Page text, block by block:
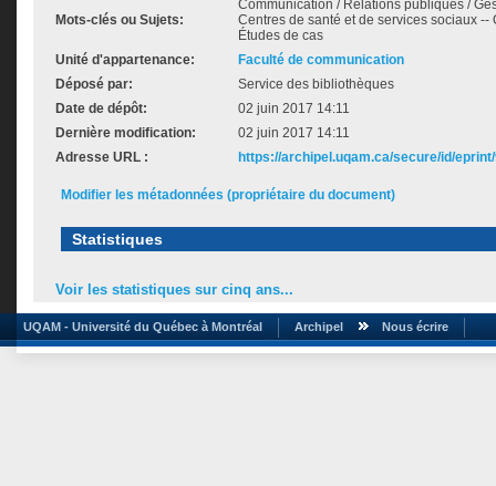
Mots-clés ou Sujets:
Communication / Relations publiques /
Centres de santé et de services sociaux --
Études de cas
Unité d'appartenance:
Faculté de communication
Déposé par:
Service des bibliothèques
Date de dépôt:
02 juin 2017 14:11
Dernière modification:
02 juin 2017 14:11
Adresse URL :
https://archipel.uqam.ca/secure/id/
Modifier les métadonnées (propriétaire du document)
Statistiques
Voir les statistiques sur cinq ans...
UQAM - Université du Québec à Montréal Archipel Nous écrire